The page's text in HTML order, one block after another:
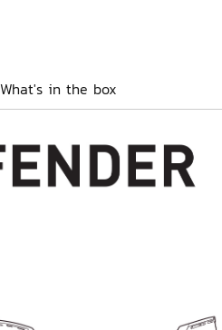
What's in the box